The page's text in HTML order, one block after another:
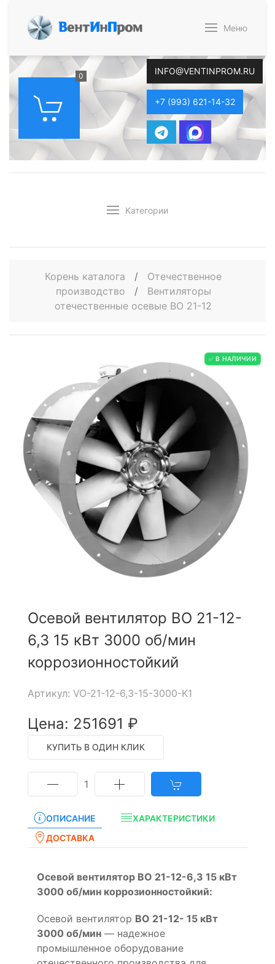
ВентИнПром Меню
0 INFO@VENTINPROM.RU
+7 (993) 621-14-32
Категории
Корень каталога /
Отечественное
производство
/
Вентиляторы
отечественные осевые ВО 21-12
✅ В НАЛИЧИИ
Осевой вентилятор ВО 21-12-
6,3 15 кВт 3000 об/мин
коррозионностойкий
Артикул: VO-21-12-6,3-15-3000-K1
Цена: 251691 ₽
КУПИТЬ В ОДИН КЛИК
1
ОПИСАНИЕ
ХАРАКТЕРИСТИКИ
ДОСТАВКА
Осевой вентилятор ВО 21-12-6,3 15 кВт
3000 об/мин коррозионностойкий:
Осевой вентилятор ВО 21-12- 15 кВт
3000 об/мин — надежное
промышленное оборудование